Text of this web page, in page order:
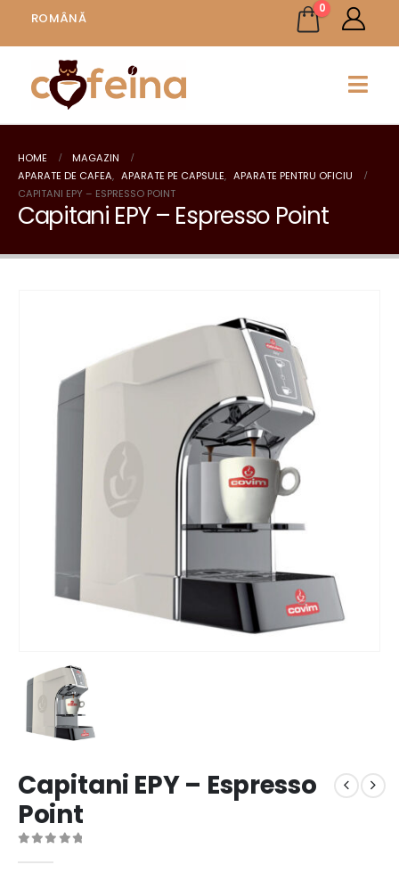
ROMÂNĂ
0
HOME
MAGAZIN
APARATE DE CAFEA, APARATE PE CAPSULE, APARATE PENTRU OFICIU
CAPITANI EPY – ESPRESSO POINT
Capitani EPY – Espresso Point
Capitani EPY – Espresso
Point